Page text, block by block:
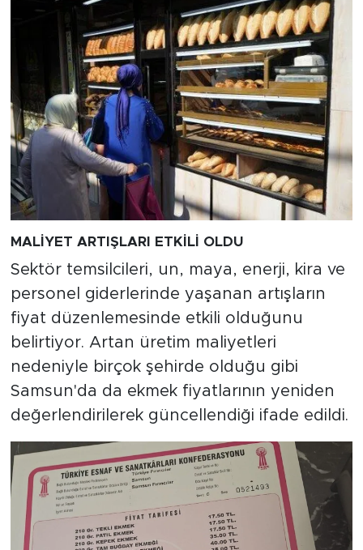
MALİYET ARTIŞLARI ETKİLİ OLDU
Sektör temsilcileri, un, maya, enerji, kira ve
personel giderlerinde yaşanan artışların
fiyat düzenlemesinde etkili olduğunu
belirtiyor. Artan üretim maliyetleri
nedeniyle birçok şehirde olduğu gibi
Samsun'da da ekmek fiyatlarının yeniden
değerlendirilerek güncellendiği ifade edildi.